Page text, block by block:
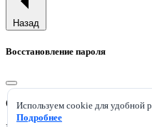
Используем cookie для удобной
Подробнее
Назад
Восстановление пароля
Отправим ссылку для смены